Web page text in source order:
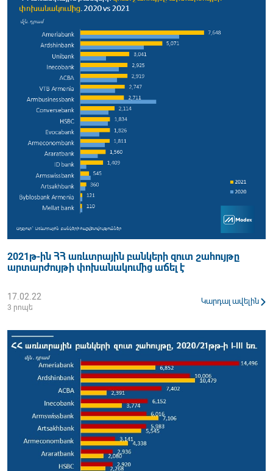
2021թ-ին ՀՀ առևտրային բանկերի զուտ շահույթը
արտարժույթի փոխանակումից աճել է
17.02.22
3 րոպե
Կարդալ ավելին